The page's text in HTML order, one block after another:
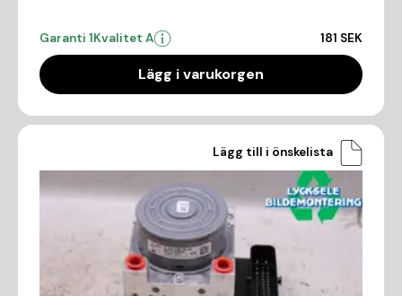
Garanti 1Kvalitet A 181 SEK
Lägg i varukorgen
Lägg till i önskelista